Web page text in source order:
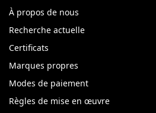
À propos de nous
Recherche actuelle
Certificats
Marques propres
Modes de paiement
Règles de mise en œuvre